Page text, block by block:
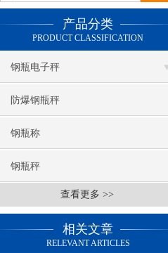
产品分类
PRODUCT CLASSIFICATION
钢瓶电子秤
防爆钢瓶秤
钢瓶称
钢瓶秤
查看更多 >>
相关文章
RELEVANT ARTICLES